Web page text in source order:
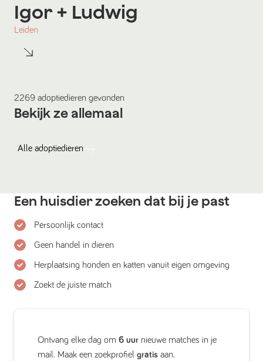
Igor+ Ludwig
Leiden
2269 adoptiedieren gevonden
Bekijk ze allemaal
Alle adoptiedieren
Een huisdier zoeken dat bij je past
Persoonlijk contact
Geen handel in dieren
Herplaatsing honden en katten vanuit eigen omgeving
Zoekt de juiste match
Ontvang elke dag om 6 uur nieuwe matches in je
mail. Maak een zoekprofiel gratis aan.